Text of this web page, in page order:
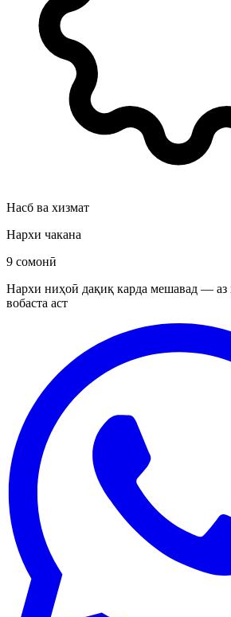
Насб ва хизмат
Нархи чакана
9 сомонӣ
Нархи ниҳоӣ дақиқ карда мешавад —
вобаста аст